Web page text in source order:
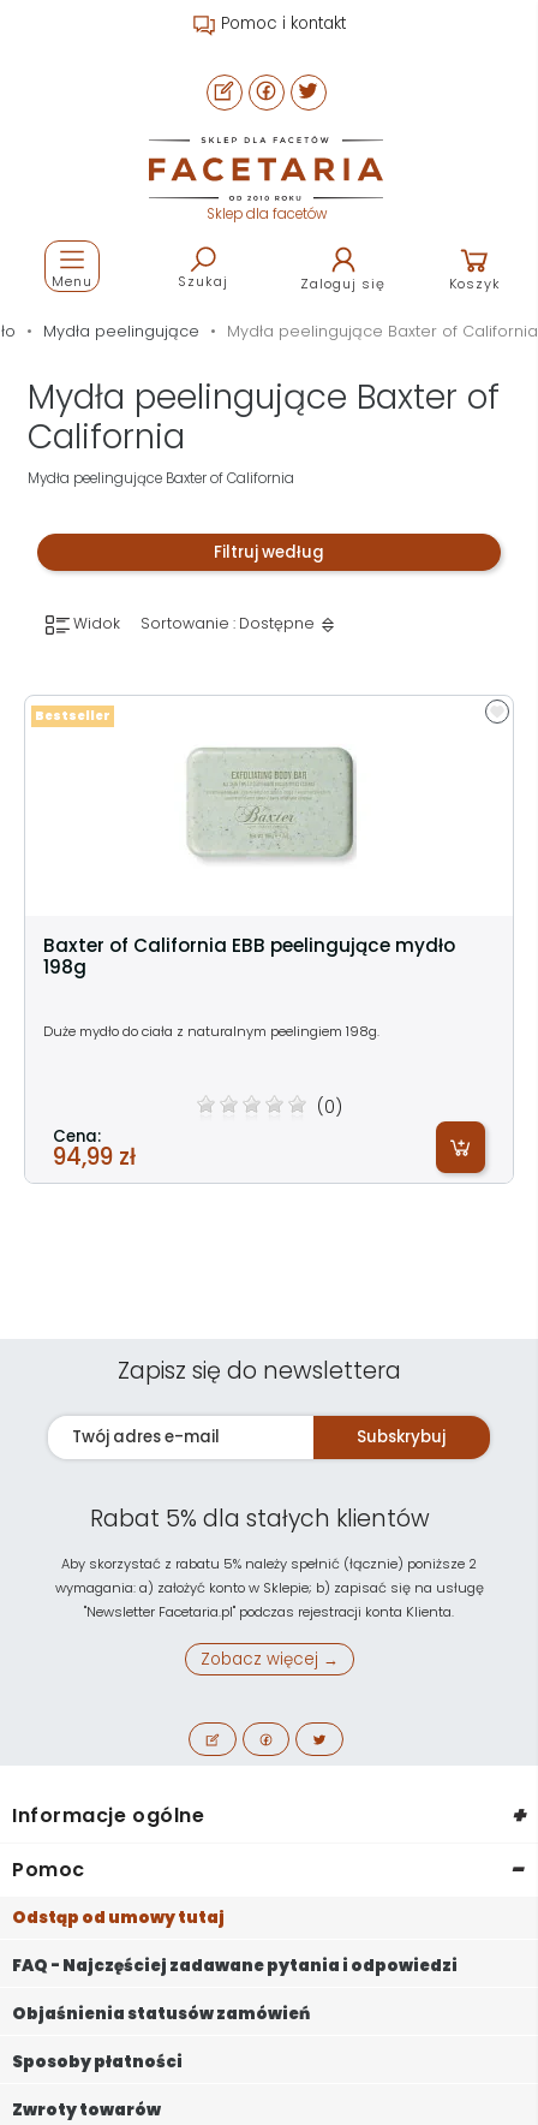
Pomoc i kontakt
Sklep dla facetów
Szukaj Zaloguj się Koszyk
Menu
Mydła peelingujące Mydła peelingujące Baxter of California
Mydła peelingujące Baxter of
California
Mydła peelingujące Baxter of California
Filtruj według
Widok Sortowanie : Dostępne
Baxter of California EBB peelingujące mydło
198g
Duże mydło do ciała z naturalnym peelingiem 198g.
(0)
Cena:
94,99 zł
Bestseller
Zapisz się do newslettera
Subskrybuj
Rabat 5% dla stałych klientów
Aby skorzystać z rabatu 5% należy spełnić (łącznie) poniższe 2
wymagania: a) założyć konto w Sklepie; b) zapisać się na usługę
"Newsletter Facetaria.pl" podczas rejestracji konta Klienta.
Zobacz więcej →
Informacje ogólne +
Pomoc -
Odstąp od umowy tutaj
FAQ - Najczęściej zadawane pytania i odpowiedzi
Objaśnienia statusów zamówień
Sposoby płatności
Zwroty towarów